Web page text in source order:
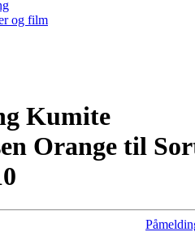
og film
Kumite
Orange til